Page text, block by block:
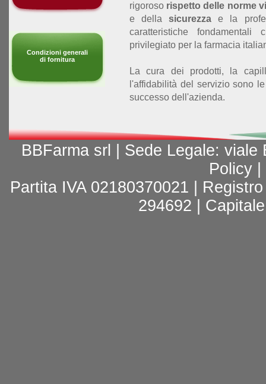
Condizioni generali
di fornitura
rigoroso rispetto delle norme
e dellasicurezza e la
caratteristiche
privilegiato per la farmacia
La cura dei prodotti, la
l'affidabilità del servizio sono
successo dell'azienda.
BBFarma srl | Sede Legale:
Policy|
Partita IVA 02180370021 |
294692 |